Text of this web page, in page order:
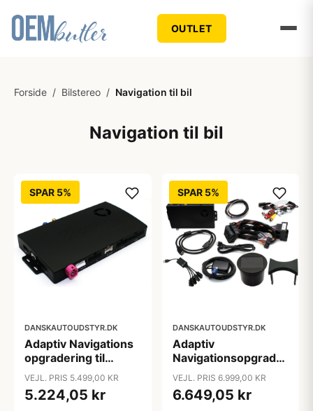
OUTLET
Forside / Bilstereo / Navigation til bil
Navigation til bil
SPAR 5%
DANSKAUTOUDSTYR.DK
Adaptiv Navigations
opgradering til
CitroÃ«n & Peugeot
VEJL. PRIS 5.499,00 KR
5.224,05 kr
SPAR 5%
DANSKAUTOUDSTYR.DK
Adaptiv
Navigationsopgradering
til Mercedes C-
Klasse - årgang
2011-2014
VEJL. PRIS 6.999,00 KR
6.649,05 kr